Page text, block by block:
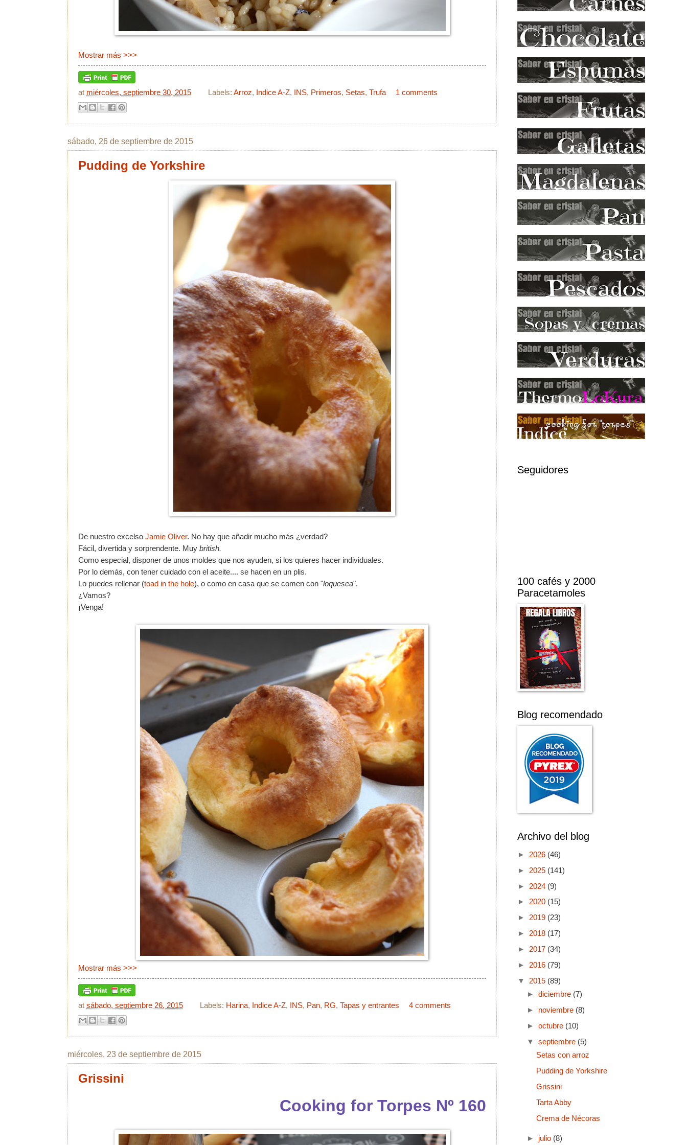
Mostrar más >>>
at miércoles, septiembre 30, 2015 Labels:Arroz, Indice A-Z, INS, Primeros, Setas,Trufa 1 comments
sábado, 26 de septiembre de 2015
Pudding de Yorkshire
De nuestro excelso Jamie Oliver. No hay que añadir mucho más ¿verdad?
Fácil, divertida y sorprendente. Muy british.
Como especial, disponer de unos moldes que nos ayuden, si los quieres hacer individuales.
Por lo demás, con tener cuidado con el aceite.... se hacen en un plis.
Lo puedes rellenar (toad in the hole), o como en casa que se comen con "loquesea".
¿Vamos?
¡Venga!
Mostrar más >>>
at sábado, septiembre 26, 2015 Labels: Harina, Indice A-Z, INS, Pan, RG,Tapas y entrantes 4 comments
miércoles, 23 de septiembre de 2015
Grissini
Cooking for Torpes Nº 160
Seguidores
100 cafés y 2000
Paracetamoles
Blog recomendado
Archivo del blog
► 2026 (46)
► 2025 (141)
► 2024 (9)
► 2020 (15)
► 2019 (23)
► 2018 (17)
► 2017 (34)
► 2016 (79)
▼ 2015 (89)
► diciembre (7)
► noviembre (8)
► octubre (10)
▼ septiembre (5)
Setas con arroz
Pudding de Yorkshire
Grissini
Tarta Abby
Crema de Nécoras
► julio (8)